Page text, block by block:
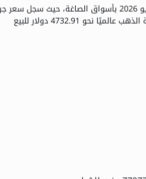
شهد سعر الذهب تراجعًا طفيفًا خلال التعاملات المسائية اليوم الخميس 7 مايو 2026 بأسواق الصاغة، حيث
الذهب عيار 21 نحو 7030 جنيهًا للبيع و6980 جنيهًا للشراء، فيما بلغ سعر أوقية الذهب عالميًا نحو 4732.91 دولار للبيع